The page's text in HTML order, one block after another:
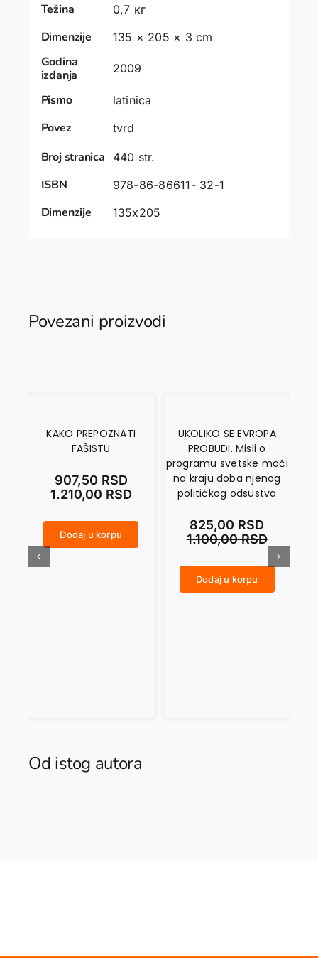
Težina 0,7 кг
Dimenzije 135 × 205 × 3 cm
Godina
izdanja
2009
Pismo latinica
Povez tvrd
Broj stranica 440 str.
ISBN 978-86-86611- 32-1
Dimenzije 135x205
Povezani proizvodi
KAKO PREPOZNATI
FAŠISTU
1.210,00RSD
907,50 RSD
Dodaj u korpu
UKOLIKO SE EVROPA
PROBUDI. Misli o
programu svetske moći
na kraju doba njenog
političkog odsustva
1.100,00RSD
825,00 RSD
Dodaj u korpu
Od istog autora